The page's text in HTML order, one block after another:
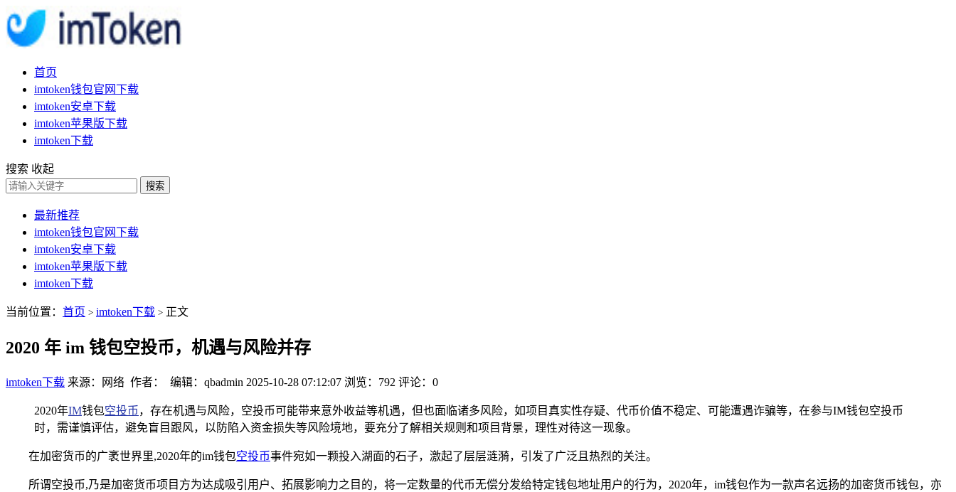
首页
imtoken钱包官网下载
imtoken安卓下载
imtoken苹果版下载
imtoken下载
搜索 收起
搜索
最新推荐
imtoken钱包官网下载
imtoken安卓下载
imtoken苹果版下载
imtoken下载
当前位置： 首页 > imtoken下载 > 正文
2020 年 im 钱包空投币，机遇与风险并存
imtoken下载 来源：网络 作者： 编辑：qbadmin 2025-10-28 07:12:07 浏览：792 评论：0
2020年IM钱包空投币 ，存在机遇与风险，空投币可能带来意外收益等机遇，但也面临诸多风险，如项目真实性存疑、代币价值不稳定、可能遭遇诈骗等，在参与IM钱包空投币
时，需谨慎评估，避免盲目跟风，以防陷入资金损失等风险境地，要充分了解相关规则和项目背景，理性对待这一现象。
在加密货币的广袤世界里,2020年的im钱包空投币事件宛如一颗投入湖面的石子，激起了层层涟漪，引发了广泛且热烈的关注。
所谓空投币,乃是加密货币项目方为达成吸引用户、拓展影响力之目的，将一定数量的代币无偿分发给特定钱包地址用户的行为，2020年，im钱包作为一款声名远扬的加密货币钱包，亦